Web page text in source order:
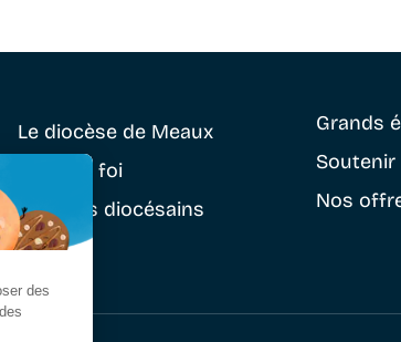
Le diocèse de Meaux
Vivre sa foi
Services diocésains
Grands
Soutenir
Nos